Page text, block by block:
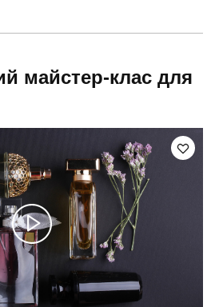
майстер-клас для